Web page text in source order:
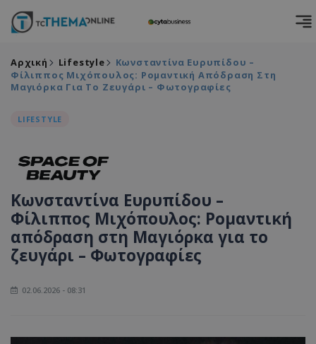
Αρχική Lifestyle
Κωνσταντίνα Ευρυπίδου –
Φίλιππος Μιχόπουλος: Ρομαντική Απόδραση Στη
Μαγιόρκα Για Το Ζευγάρι – Φωτογραφίες
LIFESTYLE
Κωνσταντίνα Ευρυπίδου –
Φίλιππος Μιχόπουλος: Ρομαντική
απόδραση στη Μαγιόρκα για το
ζευγάρι – Φωτογραφίες
02.06.2026 - 08:31